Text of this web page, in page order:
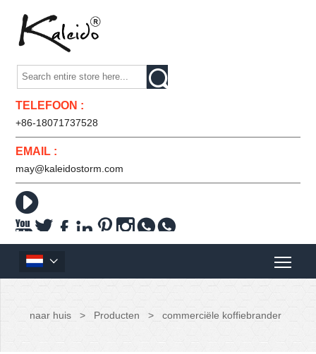

TELEFOON :
+86-18071737528
EMAIL :
may@kaleidostorm.com

     

naar huis > Producten > commerciële koffiebrander